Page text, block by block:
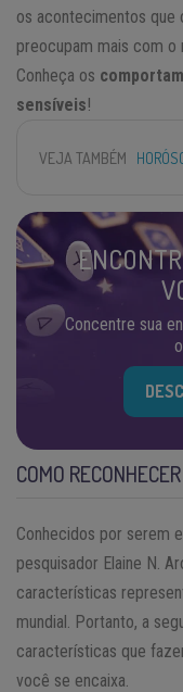
os acontecimentos que
preocupam mais com o
Conheça os
sensíveis!
VEJA TAMBÉM
Concentre sua
COMO
Conhecidos por serem
pesquisador Elaine N.
características
mundial. Portanto, a
características que
você se encaixa.